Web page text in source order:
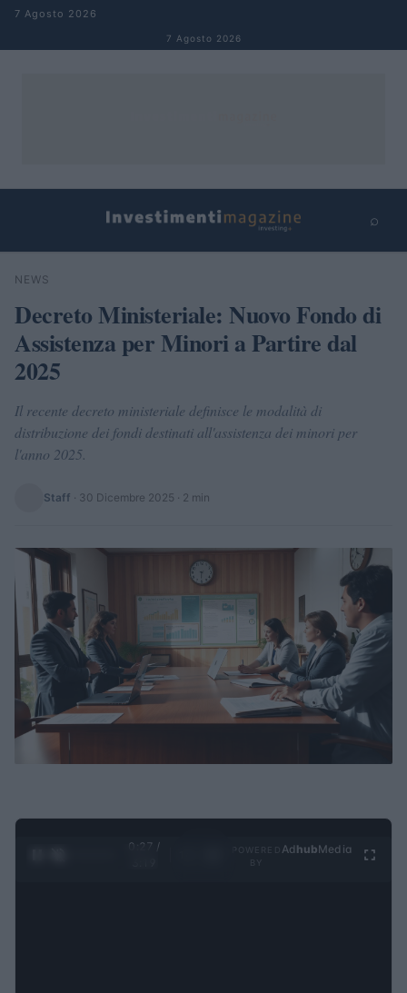
Salta al contenuto
7 Agosto 2026
7 Agosto 2026
⌕
Cerca
NEWS
Decreto Ministeriale: Nuovo Fondo di
Assistenza per Minori a Partire dal
2025
Il recente decreto ministeriale definisce le modalità di
distribuzione dei fondi destinati all'assistenza dei minori per
l'anno 2025.
Staff · 30 Dicembre 2025 · 2 min
0:28 /
Ad hubMedia